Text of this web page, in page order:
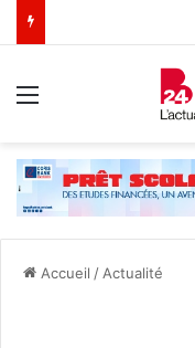
Accueil / Actualité